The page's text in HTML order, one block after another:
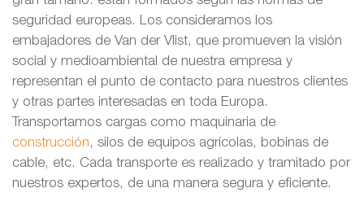
seguridad europeas. Los consideramos los
embajadores de Van der Vlist, que promueven la visión
social y medioambiental de nuestra empresa y
representan el punto de contacto para nuestros clientes
y otras partes interesadas en toda Europa.
Transportamos cargas como maquinaria de
construcción , silos de equipos agrícolas, bobinas de
cable, etc. Cada transporte es realizado y tramitado por
nuestros expertos, de una manera segura y eficiente.